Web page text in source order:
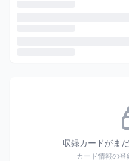
収録カードがま
カード情報の